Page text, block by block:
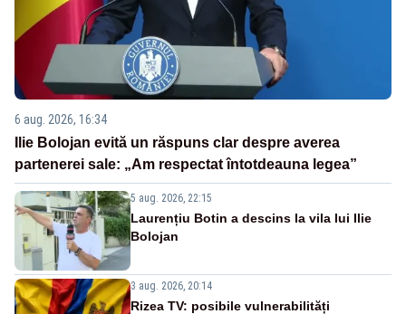
6 aug. 2026, 16:34
Ilie Bolojan evită un răspuns clar despre averea
partenerei sale: „Am respectat întotdeauna legea”
5 aug. 2026, 22:15
Laurențiu Botin a descins la vila lui Ilie
Bolojan
3 aug. 2026, 20:14
Rizea TV: posibile vulnerabilități